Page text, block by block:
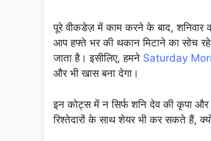
पूरे वीकडेज़ में काम करने के बाद,
आप हफ्ते भर की थकान मिटाने का सोच
जाता है। इसीलिए, हमने Saturday
और भी खास बना देगा।
इन कोट्स में न सिर्फ शनि देव की कृपा और
रिश्तेदारों के साथ शेयर भी कर सकते हैं,